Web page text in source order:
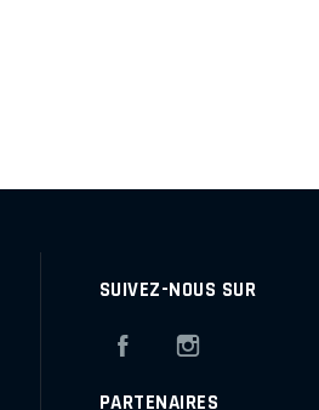
SUIVEZ-NOUS SUR
Facebook
PARTENAIRES